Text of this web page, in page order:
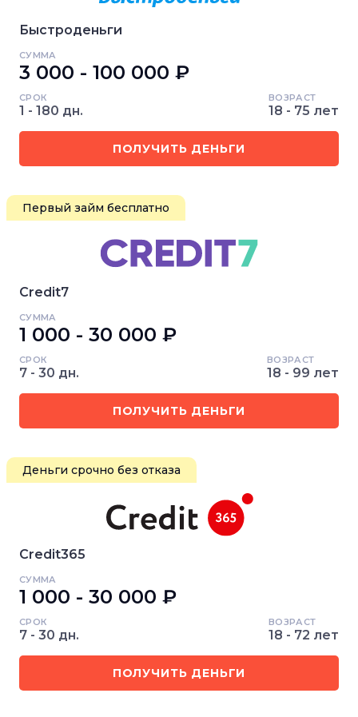
Быстроденьги
СУММА
3 000 - 100 000 ₽
СРОК
1 - 180 дн.
ВОЗРАСТ
18 - 75 лет
ПОЛУЧИТЬ ДЕНЬГИ
Первый займ бесплатно
Credit7
СУММА
1 000 - 30 000 ₽
СРОК
7 - 30 дн.
ВОЗРАСТ
18 - 99 лет
ПОЛУЧИТЬ ДЕНЬГИ
Деньги срочно без отказа
Credit365
СУММА
1 000 - 30 000 ₽
СРОК
7 - 30 дн.
ВОЗРАСТ
18 - 72 лет
ПОЛУЧИТЬ ДЕНЬГИ